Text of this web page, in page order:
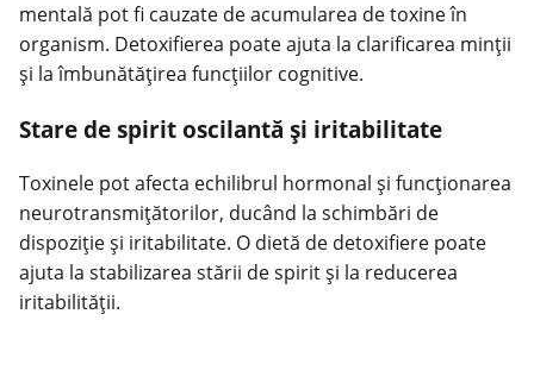
mentală pot fi cauzate de acumularea de toxine în
organism. Detoxifierea poate ajuta la clarificarea minții
și la îmbunătățirea funcțiilor cognitive.
Stare de spirit oscilantă și iritabilitate
Toxinele pot afecta echilibrul hormonal și funcționarea
neurotransmițătorilor, ducând la schimbări de
dispoziție și iritabilitate. O dietă de detoxifiere poate
ajuta la stabilizarea stării de spirit și la reducerea
iritabilității.